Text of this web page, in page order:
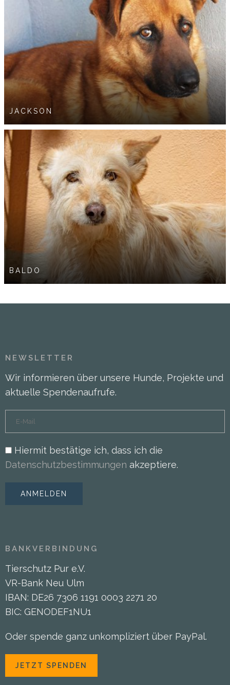
JACKSON
BALDO
NEWSLETTER
Wir informieren über unsere Hunde, Projekte und
aktuelle Spendenaufrufe.
Hiermit bestätige ich, dass ich die
Datenschutzbestimmungen akzeptiere.
BANKVERBINDUNG
Tierschutz Pur e.V.
VR-Bank Neu Ulm
IBAN: DE26 7306 1191 0003 2271 20
BIC: GENODEF1NU1
Oder spende ganz unkompliziert über PayPal.
JETZT SPENDEN